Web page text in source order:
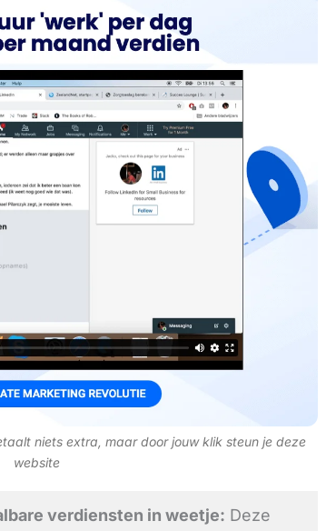
niets extra, maar door jouw klik steun je deze
website
verdiensten in weetje: Deze